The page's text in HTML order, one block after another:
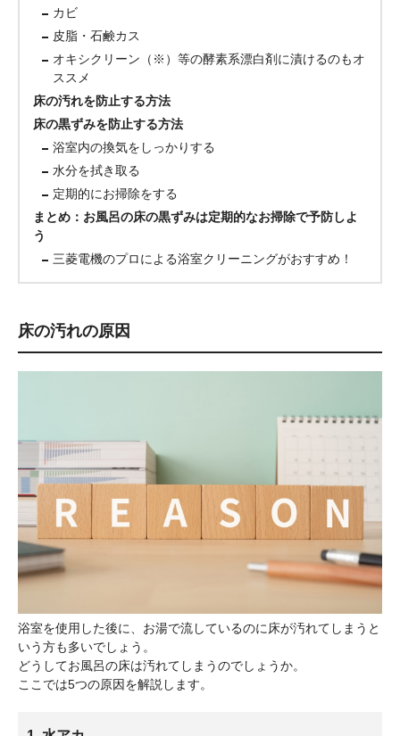
カビ
皮脂・石鹸カス
オキシクリーン（※）等の酵素系漂白剤に漬けるのもオ
ススメ
床の汚れを防止する方法
床の黒ずみを防止する方法
浴室内の換気をしっかりする
水分を拭き取る
定期的にお掃除をする
まとめ：お風呂の床の黒ずみは定期的なお掃除で予防しよ
う
三菱電機のプロによる浴室クリーニングがおすすめ！
床の汚れの原因
浴室を使用した後に、お湯で流しているのに床が汚れてしまうと
いう方も多いでしょう。
どうしてお風呂の床は汚れてしまうのでしょうか。
ここでは5つの原因を解説します。